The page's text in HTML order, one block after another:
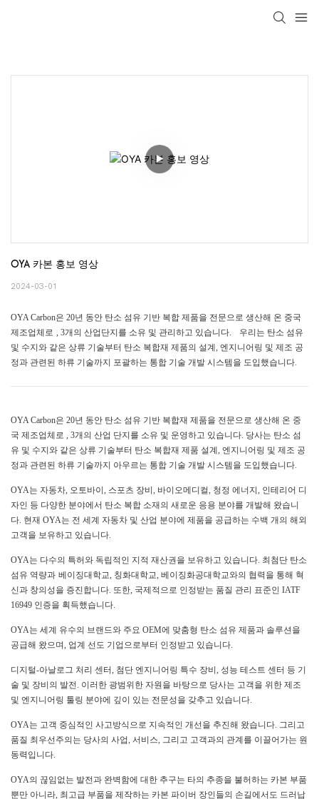
OYA 카본 홍보 영상
2024-03-01
OYA Carbon은 20년 동안 탄소 섬유 기반 복합 제품을 전문으로 생산해 온 중국
제조업체로 , 3개의 산업단지를 소유 및 관리하고 있습니다.
우리는 탄소 섬유
및 수지와 같은 상류 기술부터 탄소 복합재 제품의 설계, 엔지니어링 및 제조 공
정과 관련된 하류 기술까지 포괄하는 통합 기술 개발 시스템을 도입했습니다.
OYA Carbon은 20년 동안 탄소 섬유 기반 복합재 제품을 전문으로 생산해 온 중
국 제조업체로 , 3개의 산업 단지를 소유 및 운영하고 있습니다. 당사는 탄소 섬
유 및 수지와 같은 상류 기술부터 탄소 복합재 제품 설계, 엔지니어링 및 제조 공
정과 관련된 하류 기술까지 아우르는 통합 기술 개발 시스템을 도입했습니다.
OYA는 자동차, 오토바이, 스포츠 장비, 바이오메디컬, 청정 에너지, 인테리어 디
자인 등 다양한 분야에서 탄소 복합 소재의 새로운 응용 분야를 개발해 왔습니
다. 현재 OYA는 전 세계 자동차 및 산업 분야에 제품을 공급하는 수백 개의 해외
고객을 보유하고 있습니다.
OYA는 다수의 특허와 독립적인 지적 재산권을 보유하고 있습니다. 최첨단 탄소
섬유 역량과 베이징대학교, 칭화대학교, 베이징화공대학교와의 협력을 통해 혁
신과 창의성을 증진합니다. 또한, 국제적으로 인정받는 품질 관리 표준인 IATF
16949 인증을 획득했습니다.
OYA는 세계 유수의 브랜드와 주요 OEM에 맞춤형 탄소 섬유 제품과 솔루션을
공급해 왔으며, 업계 선도 기업으로부터 인정받고 있습니다.
디지털-아날로그 처리 센터, 첨단 엔지니어링 특수 장비, 성능 테스트 센터 등 기
술 및 장비의 발전. 이러한 광범위한 자원을 바탕으로 당사는 고객을 위한 제조
및 엔지니어링 툴링 분야에 깊이 있는 전문성을 갖추고 있습니다.
OYA는 고객 중심적인 사고방식으로 지속적인 개선을 추진해 왔습니다. 그리고
품질 최우선주의는 당사의 사업, 서비스, 그리고 고객과의 관계를 이끌어가는 원
동력입니다.
OYA의 끊임없는 발전과 완벽함에 대한 추구는 타의 추종을 불허하는 카본 부품
뿐만 아니라, 최고급 부품을 제작하는 카본 파이버 장인들의 손길에서도 드러납